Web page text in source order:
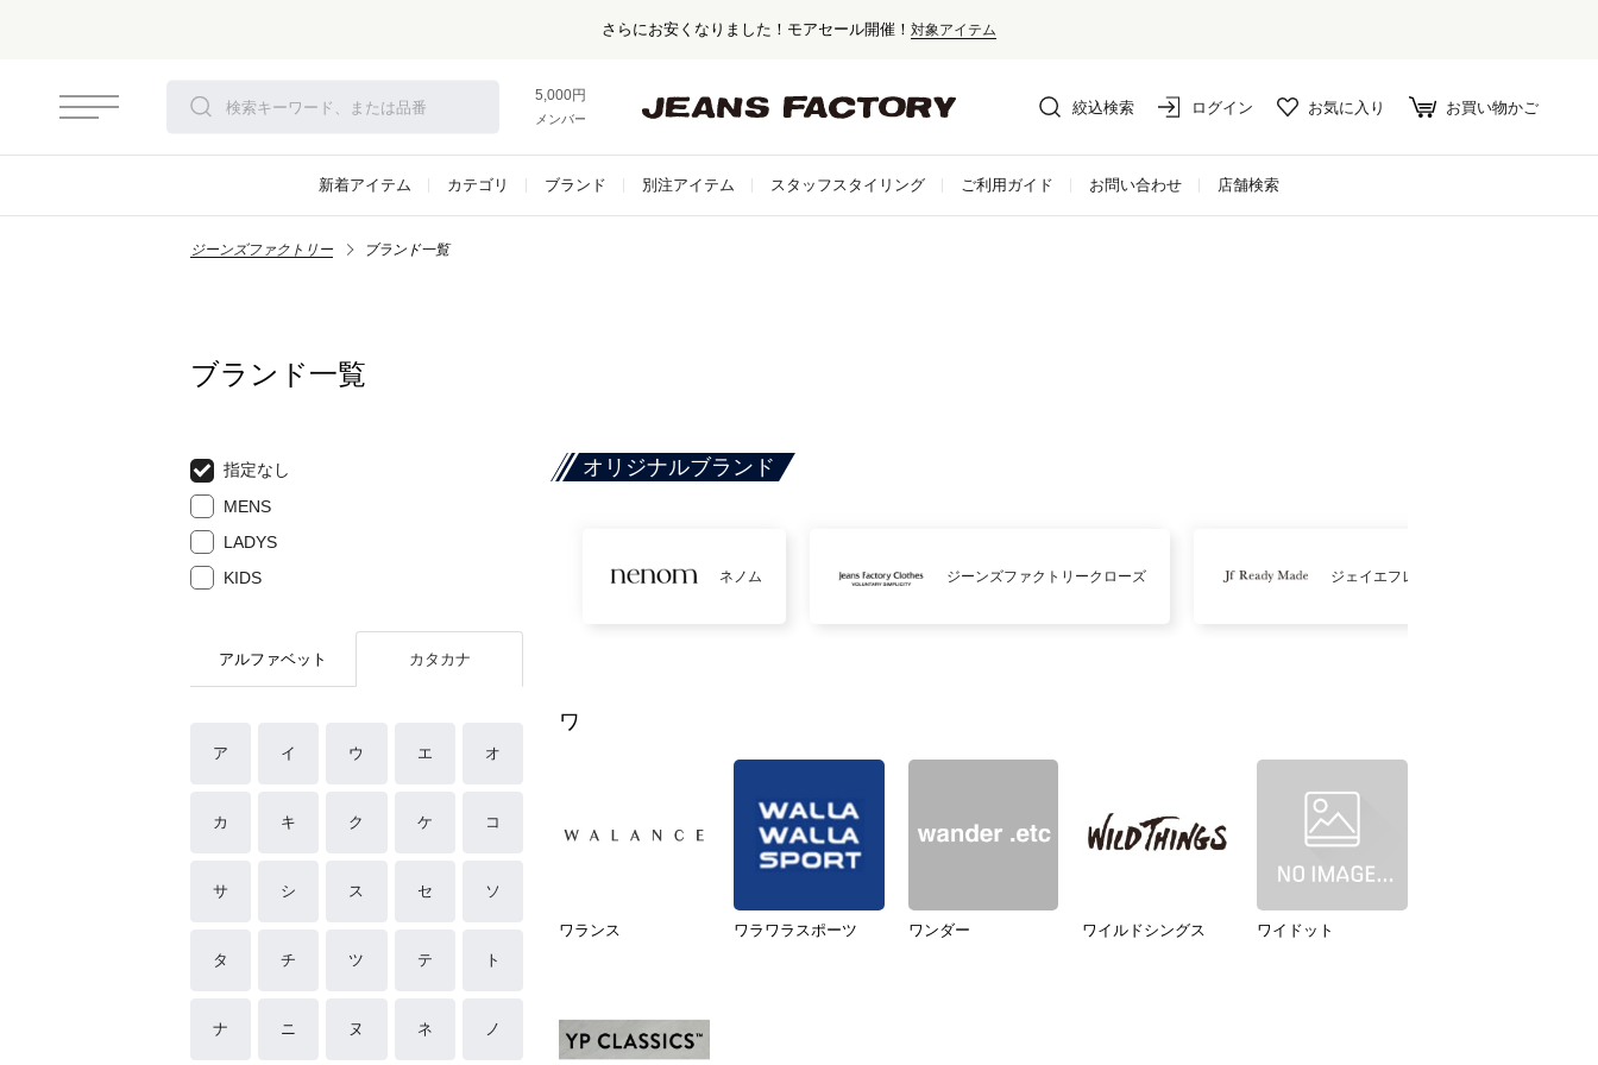
さらにお安くなりました！モアセール開催！ 対象アイテム
5,000円以上お買い上げで送料無料！
メンバー登録でお得な情報をゲット。さらに詳しく
絞込検索 ログイン お気に入り お買い物かご
新着アイテム カテゴリ ブランド 別注アイテム スタッフスタイリング ご利用ガイド お問い合わせ 店舗検索
ジーンズファクトリー ブランド一覧
ブランド一覧
指定なし
MENS
LADYS
KIDS
アルファベット カタカナ
ア イ ウ エ オ
カ キ ク ケ コ
サ シ ス セ ソ
タ チ ツ テ ト
ナ ニ ヌ ネ ノ
オリジナルブランド
ネノム ジーンズファクトリークローズ ジェイエフレディメイド
ワ
ワランス ワラワラスポーツ ワンダー ワイルドシングス ワイドット